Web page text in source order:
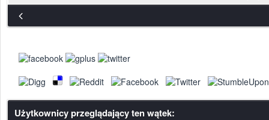
Użytkownicy przeglądający ten wątek: